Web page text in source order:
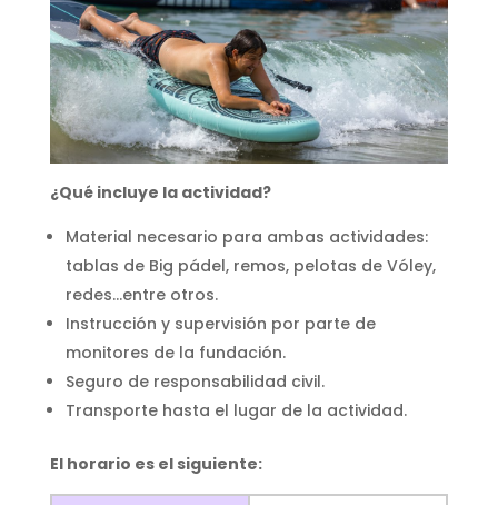
¿Qué incluye la actividad?
Material necesario para ambas actividades:
tablas de Big pádel, remos, pelotas de Vóley,
redes…entre otros.
Instrucción y supervisión por parte de
monitores de la fundación.
Seguro de responsabilidad civil.
Transporte hasta el lugar de la actividad.
El horario es el siguiente: